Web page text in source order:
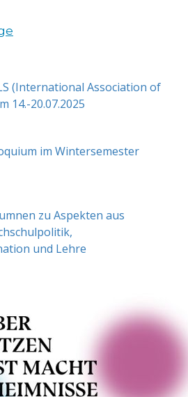
(International Association of
14.-20.07.2025
im Wintersemester
zu Aspekten aus
und Lehre